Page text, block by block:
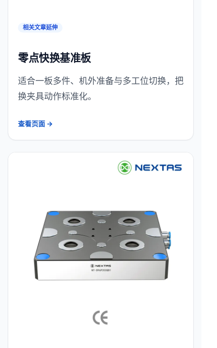
相关文章延伸
零点快换基准板
适合一板多件、机外准备与多工位切换，把
换夹具动作标准化。
查看页面 →